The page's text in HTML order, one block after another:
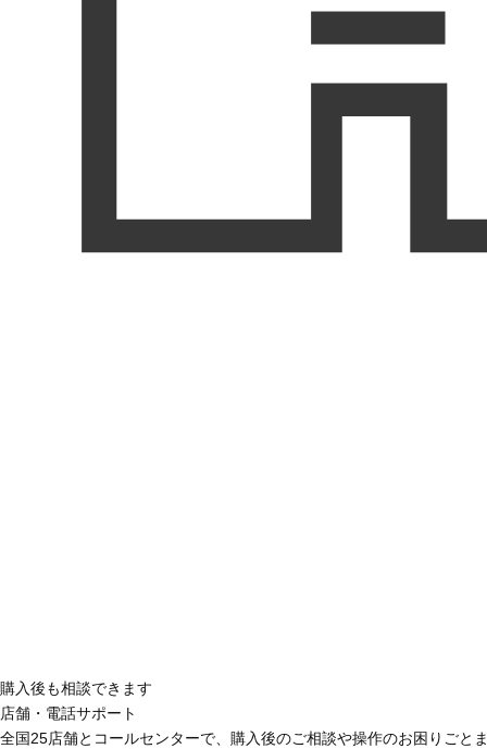
購入後も相談できます
店舗・電話サポート
全国25店舗とコールセンターで、購入後のご相談や操作のお困りごと